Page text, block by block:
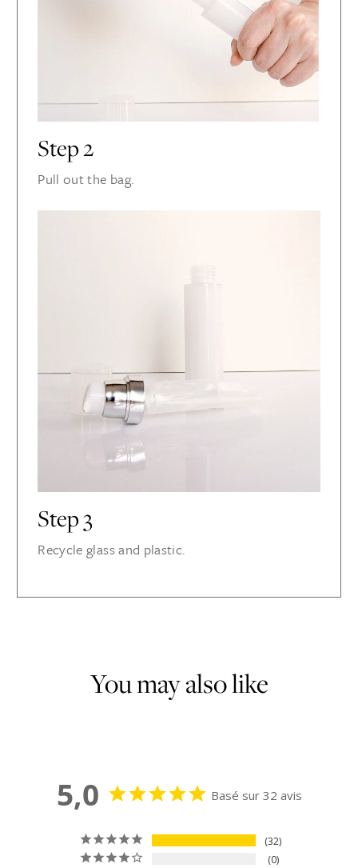
Step 2
Pull out the bag.
Step 3
Recycle glass and plastic.
You may also like
5,0 Basé sur 32 avis
32
0